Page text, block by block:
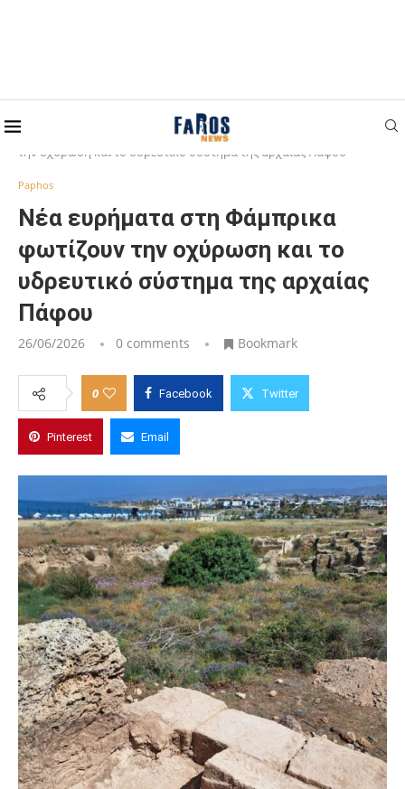
Home
Νέα ευρήματα στη Φάμπρικα φωτίζουν
την οχύρωση και το υδρευτικό σύστημα της αρχαίας Πάφου
Paphos
Νέα ευρήματα στη Φάμπρικα
φωτίζουν την οχύρωση και το
υδρευτικό σύστημα της αρχαίας
Πάφου
26/06/2026 0 comments Bookmark
0 Facebook Twitter
Pinterest Email